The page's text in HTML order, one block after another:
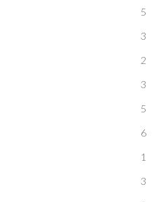
5
3
2
3
5
6
1
3